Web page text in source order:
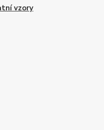
vzory